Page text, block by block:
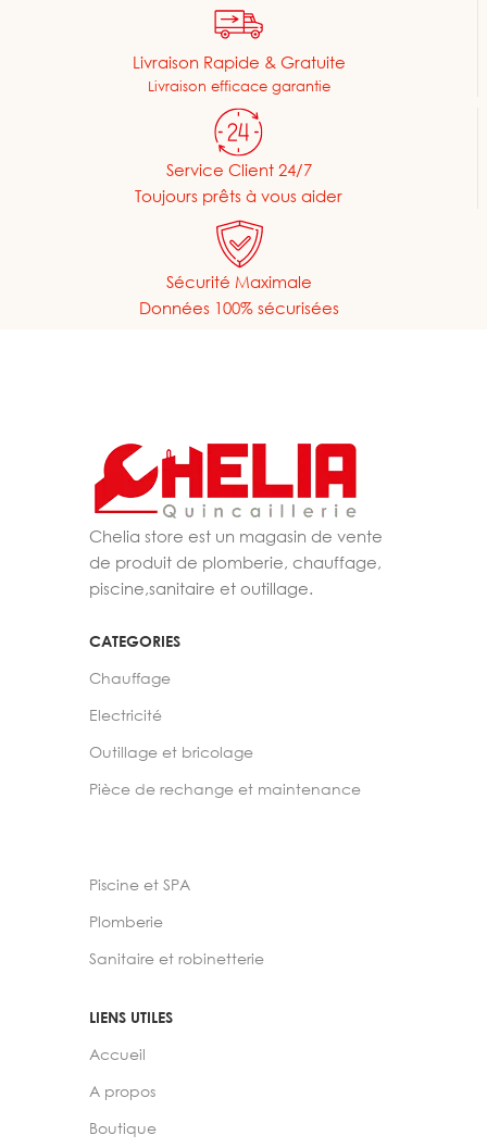
Livraison Rapide & Gratuite
Livraison efficace garantie
Service Client 24/7
Toujours prêts à vous aider
Sécurité Maximale
Données 100% sécurisées
Chelia store est un magasin de vente
de produit de plomberie, chauffage,
piscine,sanitaire et outillage.
CATEGORIES
Chauffage
Electricité
Outillage et bricolage
Pièce de rechange et maintenance
Piscine et SPA
Plomberie
Sanitaire et robinetterie
LIENS UTILES
Accueil
A propos
Boutique